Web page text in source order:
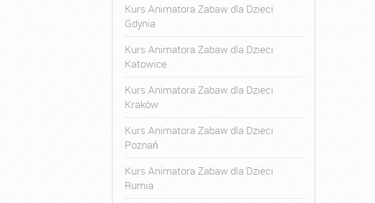
Kurs Animatora Zabaw dla Dzieci
Gdynia
Kurs Animatora Zabaw dla Dzieci
Katowice
Kurs Animatora Zabaw dla Dzieci
Kraków
Kurs Animatora Zabaw dla Dzieci
Poznań
Kurs Animatora Zabaw dla Dzieci
Rumia